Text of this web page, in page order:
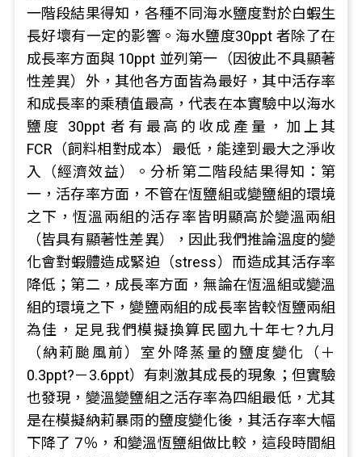
一階段結果得知，各種不同海水鹽度對於白蝦生
長好壞有一定的影響。海水鹽度30ppt 者除了在
成長率方面與 10ppt 並列第一（因彼此不具顯著
性差異）外，其他各方面皆為最好，其中活存率
和成長率的乘積值最高，代表在本實驗中以海水
鹽度 30ppt 者有最高的收成產量，加上其
FCR（飼料相對成本）最低，能達到最大之淨收
入（經濟效益）。分析第二階段結果得知：第
一，活存率方面，不管在恆鹽組或變鹽組的環境
之下，恆溫兩組的活存率皆明顯高於變溫兩組
（皆具有顯著性差異），因此我們推論溫度的變
化會對蝦體造成緊迫（stress）而造成其活存率
降低；第二，成長率方面，無論在恆溫組或變溫
組的環境之下，變鹽兩組的成長率皆較恆鹽兩組
為佳，足見我們模擬換算民國九十年七?九月
（納莉颱風前）室外降蒸量的鹽度變化（＋
0.3ppt?－3.6ppt）有刺激其成長的現象；但實驗
也發現，變溫變鹽組之活存率為四組最低，尤其
是在模擬納莉暴雨的鹽度變化後，其活存率大幅
下降了 7％，和變溫恆鹽組做比較，這段時間組